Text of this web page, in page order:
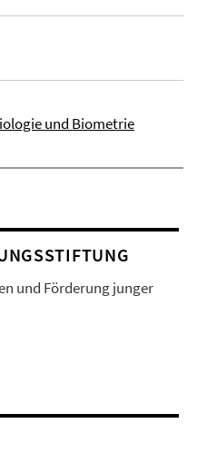
und Biometrie
und Förderung junger